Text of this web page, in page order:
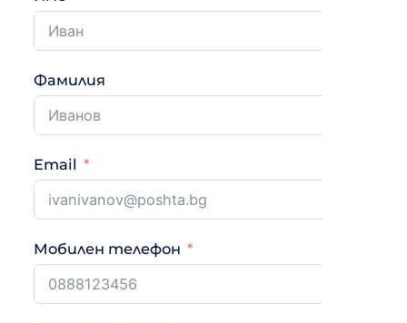
Фамилия
Email
Мобилен телефон